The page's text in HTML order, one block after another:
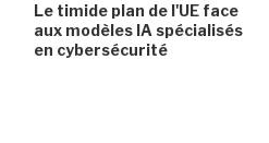
Le timide plan de l'UE face
aux modèles IA spécialisés
en cybersécurité